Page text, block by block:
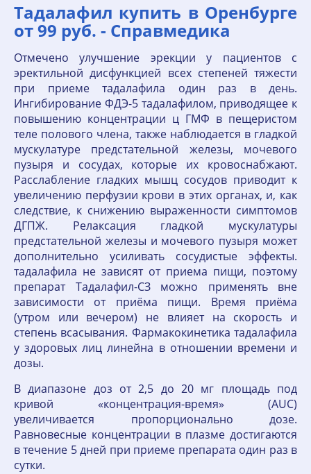
Тадалафил купить в Оренбурге
от 99 руб. - Справмедика
Отмечено улучшение эрекции у пациентов с
эректильной дисфункцией всех степеней тяжести
при приеме тадалафила один раз в день.
Ингибирование ФДЭ-5 тадалафилом, приводящее к
повышению концентрации ц ГМФ в пещеристом
теле полового члена, также наблюдается в гладкой
мускулатуре предстательной железы, мочевого
пузыря и сосудах, которые их кровоснабжают.
Расслабление гладких мышц сосудов приводит к
увеличению перфузии крови в этих органах, и, как
следствие, к снижению выраженности симптомов
ДГПЖ. Релаксация гладкой мускулатуры
предстательной железы и мочевого пузыря может
дополнительно усиливать сосудистые эффекты.
тадалафила не зависят от приема пищи, поэтому
препарат Тадалафил-СЗ можно применять вне
зависимости от приёма пищи. Время приёма
(утром или вечером) не влияет на скорость и
степень всасывания. Фармакокинетика тадалафила
у здоровых лиц линейна в отношении времени и
дозы.
В диапазоне доз от 2,5 до 20 мг площадь под
кривой «концентрация-время» (AUC)
увеличивается пропорционально дозе.
Равновесные концентрации в плазме достигаются
в течение 5 дней при приеме препарата один раз в
сутки.